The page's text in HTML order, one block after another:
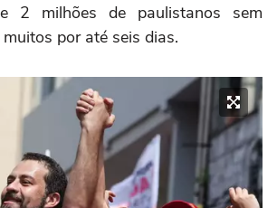
2 milhões de paulistanos sem
por até seis dias.